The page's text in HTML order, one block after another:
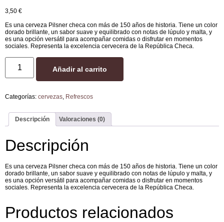
3,50 €
Es una cerveza Pilsner checa con más de 150 años de historia. Tiene un color
dorado brillante, un sabor suave y equilibrado con notas de lúpulo y malta, y
es una opción versátil para acompañar comidas o disfrutar en momentos
sociales. Representa la excelencia cervecera de la República Checa.
Añadir al carrito
Categorías: cervezas Refrescos
Descripción Valoraciones (0)
Descripción
Es una cerveza Pilsner checa con más de 150 años de historia. Tiene un color
dorado brillante, un sabor suave y equilibrado con notas de lúpulo y malta, y
es una opción versátil para acompañar comidas o disfrutar en momentos
sociales. Representa la excelencia cervecera de la República Checa.
Productos relacionados